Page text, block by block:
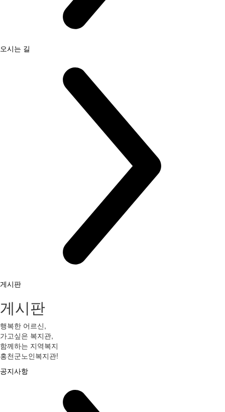
오시는 길
게시판
게시판
행복한 어르신,
가고싶은 복지관,
함께하는 지역복지
홍천군노인복지관!
공지사항